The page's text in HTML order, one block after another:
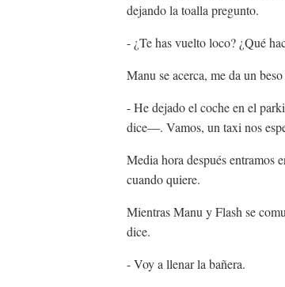
dejando la toalla pregunto.
- ¿Te has vuelto loco? ¿Qué
Manu se acerca, me da un
- He dejado el coche en el
dice—. Vamos, un taxi nos
Media hora después entramos
cuando quiere.
Mientras Manu y Flash se
dice.
- Voy a llenar la bañera.